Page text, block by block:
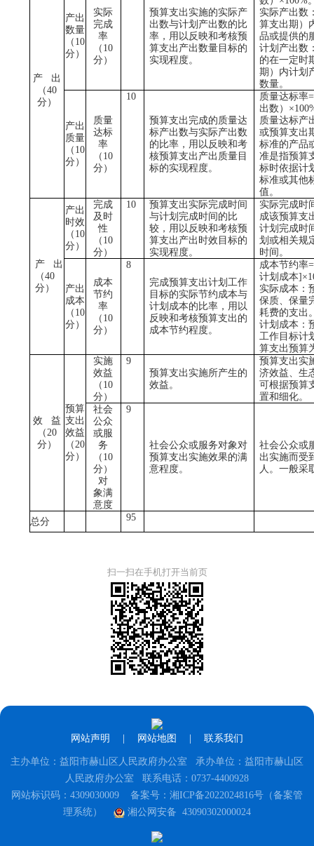
产
出
（40
分）
产出
数量
（ 10
分）
实际
完成
率
（ 10
分）
预算支出实施的实际产
出数与计划产出数的比
率，用以反映和考核预
算支出产出数量目标的
实现程度。
实际产出数
算支出期）
品或提供的
计划产出数
的在一定时
期）内计划
数量。
产出
质量
（ 10
分）
质量
达标
率
（ 10
分）
10
预算支出完成的质量达
标产出数与实际产出数
的比率，用以反映和考
核预算支出产出质量目
标的实现程度。
质量达标率=
出数）×
质量达标产
或预算支出
标准的产品
准是指预算
标时依据计
标准或其他
值。
产
出
（40
分）
产出
时效
（ 10
分）
完成
及时
性
（ 10
分）
10
预算支出实际完成时间
与计划完成时间的比
较，用以反映和考核预
算支出产出时效目标的
实现程度。
实际完成时
成该预算支
计划完成时
划或相关规
时间。
产出
成本
（ 10
分）
成本
节约
率
（ 10
分）
8
完成预算支出计划工作
目标的实际节约成本与
计划成本的比率，用以
反映和考核预算支出的
成本节约程度。
成本节约率
计划成本] ×
实际成本：
保质、保量
耗费的支出
计划成本：
工作目标计
算支出预算
效
益
（20
分）
预算
支出
效益
（20
分）
实施
效益
（ 10
分）
9
预算支出实施所产生的
效益。
预算支出实
济效益、生
可根据预算
置和细化。
社会
公众
或服
务
（ 10
分）
对
象满
意度
9
社会公众或服务对象对
预算支出实施效果的满
意程度。
社会公众或
出实施而受
人。一般采
总分 95
扫一扫在手机打开当前页
网站声明 网站地图 联系我们
主办单位：益阳市赫山区人民政府办公室 承办单位：益阳市赫山区
人民政府办公室 联系电话：0737-4400928
网站标识码：4309030009 备案号：湘ICP备2022024816号（备案管
理系统）
湘公网安备 43090302000024